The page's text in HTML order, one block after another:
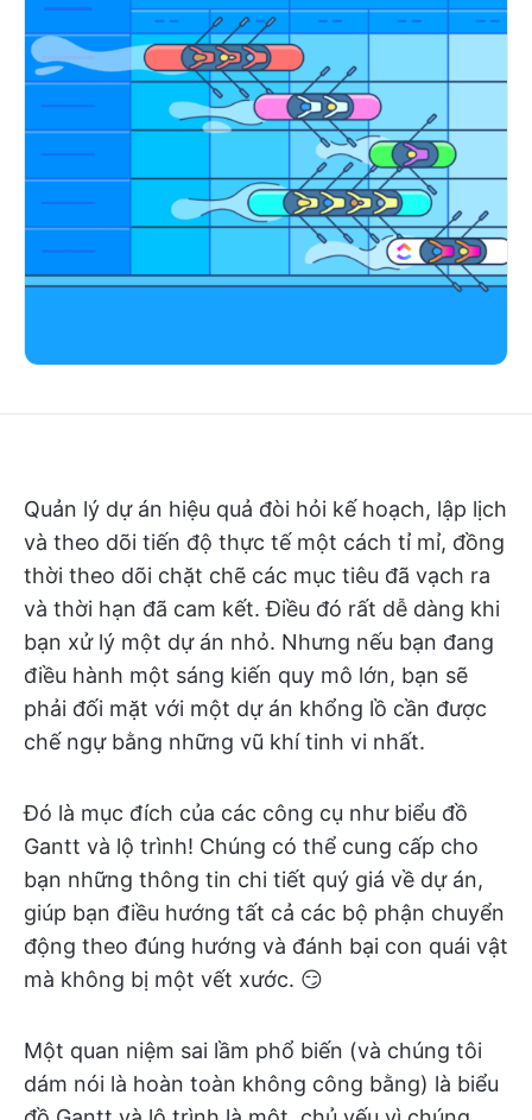
Quản lý dự án hiệu quả đòi hỏi kế hoạch, lập lịch
và theo dõi tiến độ thực tế một cách tỉ mỉ, đồng
thời theo dõi chặt chẽ các mục tiêu đã vạch ra
và thời hạn đã cam kết. Điều đó rất dễ dàng khi
bạn xử lý một dự án nhỏ. Nhưng nếu bạn đang
điều hành một sáng kiến quy mô lớn, bạn sẽ
phải đối mặt với một dự án khổng lồ cần được
chế ngự bằng những vũ khí tinh vi nhất.
Đó là mục đích của các công cụ như biểu đồ
Gantt và lộ trình! Chúng có thể cung cấp cho
bạn những thông tin chi tiết quý giá về dự án,
giúp bạn điều hướng tất cả các bộ phận chuyển
động theo đúng hướng và đánh bại con quái vật
mà không bị một vết xước. 😏
Một quan niệm sai lầm phổ biến (và chúng tôi
dám nói là hoàn toàn không công bằng) là biểu